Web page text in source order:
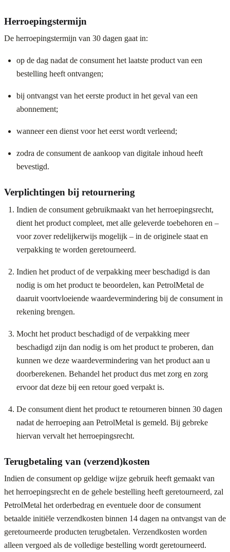
Herroepingstermijn
De herroepingstermijn van 30 dagen gaat in:
op de dag nadat de consument het laatste product van een
bestelling heeft ontvangen;
bij ontvangst van het eerste product in het geval van een
abonnement;
wanneer een dienst voor het eerst wordt verleend;
zodra de consument de aankoop van digitale inhoud heeft
bevestigd.
Verplichtingen bij retournering
Indien de consument gebruikmaakt van het herroepingsrecht,
dient het product compleet, met alle geleverde toebehoren en –
voor zover redelijkerwijs mogelijk – in de originele staat en
verpakking te worden geretourneerd.
Indien het product of de verpakking meer beschadigd is dan
nodig is om het product te beoordelen, kan PetrolMetal de
daaruit voortvloeiende waardevermindering bij de consument in
rekening brengen.
Mocht het product beschadigd of de verpakking meer
beschadigd zijn dan nodig is om het product te proberen, dan
kunnen we deze waardevermindering van het product aan u
doorberekenen. Behandel het product dus met zorg en zorg
ervoor dat deze bij een retour goed verpakt is.
De consument dient het product te retourneren binnen 30 dagen
nadat de herroeping aan PetrolMetal is gemeld. Bij gebreke
hiervan vervalt het herroepingsrecht.
Terugbetaling van (verzend)kosten
Indien de consument op geldige wijze gebruik heeft gemaakt van
het herroepingsrecht en de gehele bestelling heeft geretourneerd, zal
PetrolMetal het orderbedrag en eventuele door de consument
betaalde initiële verzendkosten binnen 14 dagen na ontvangst van de
geretourneerde producten terugbetalen. Verzendkosten worden
alleen vergoed als de volledige bestelling wordt geretourneerd.